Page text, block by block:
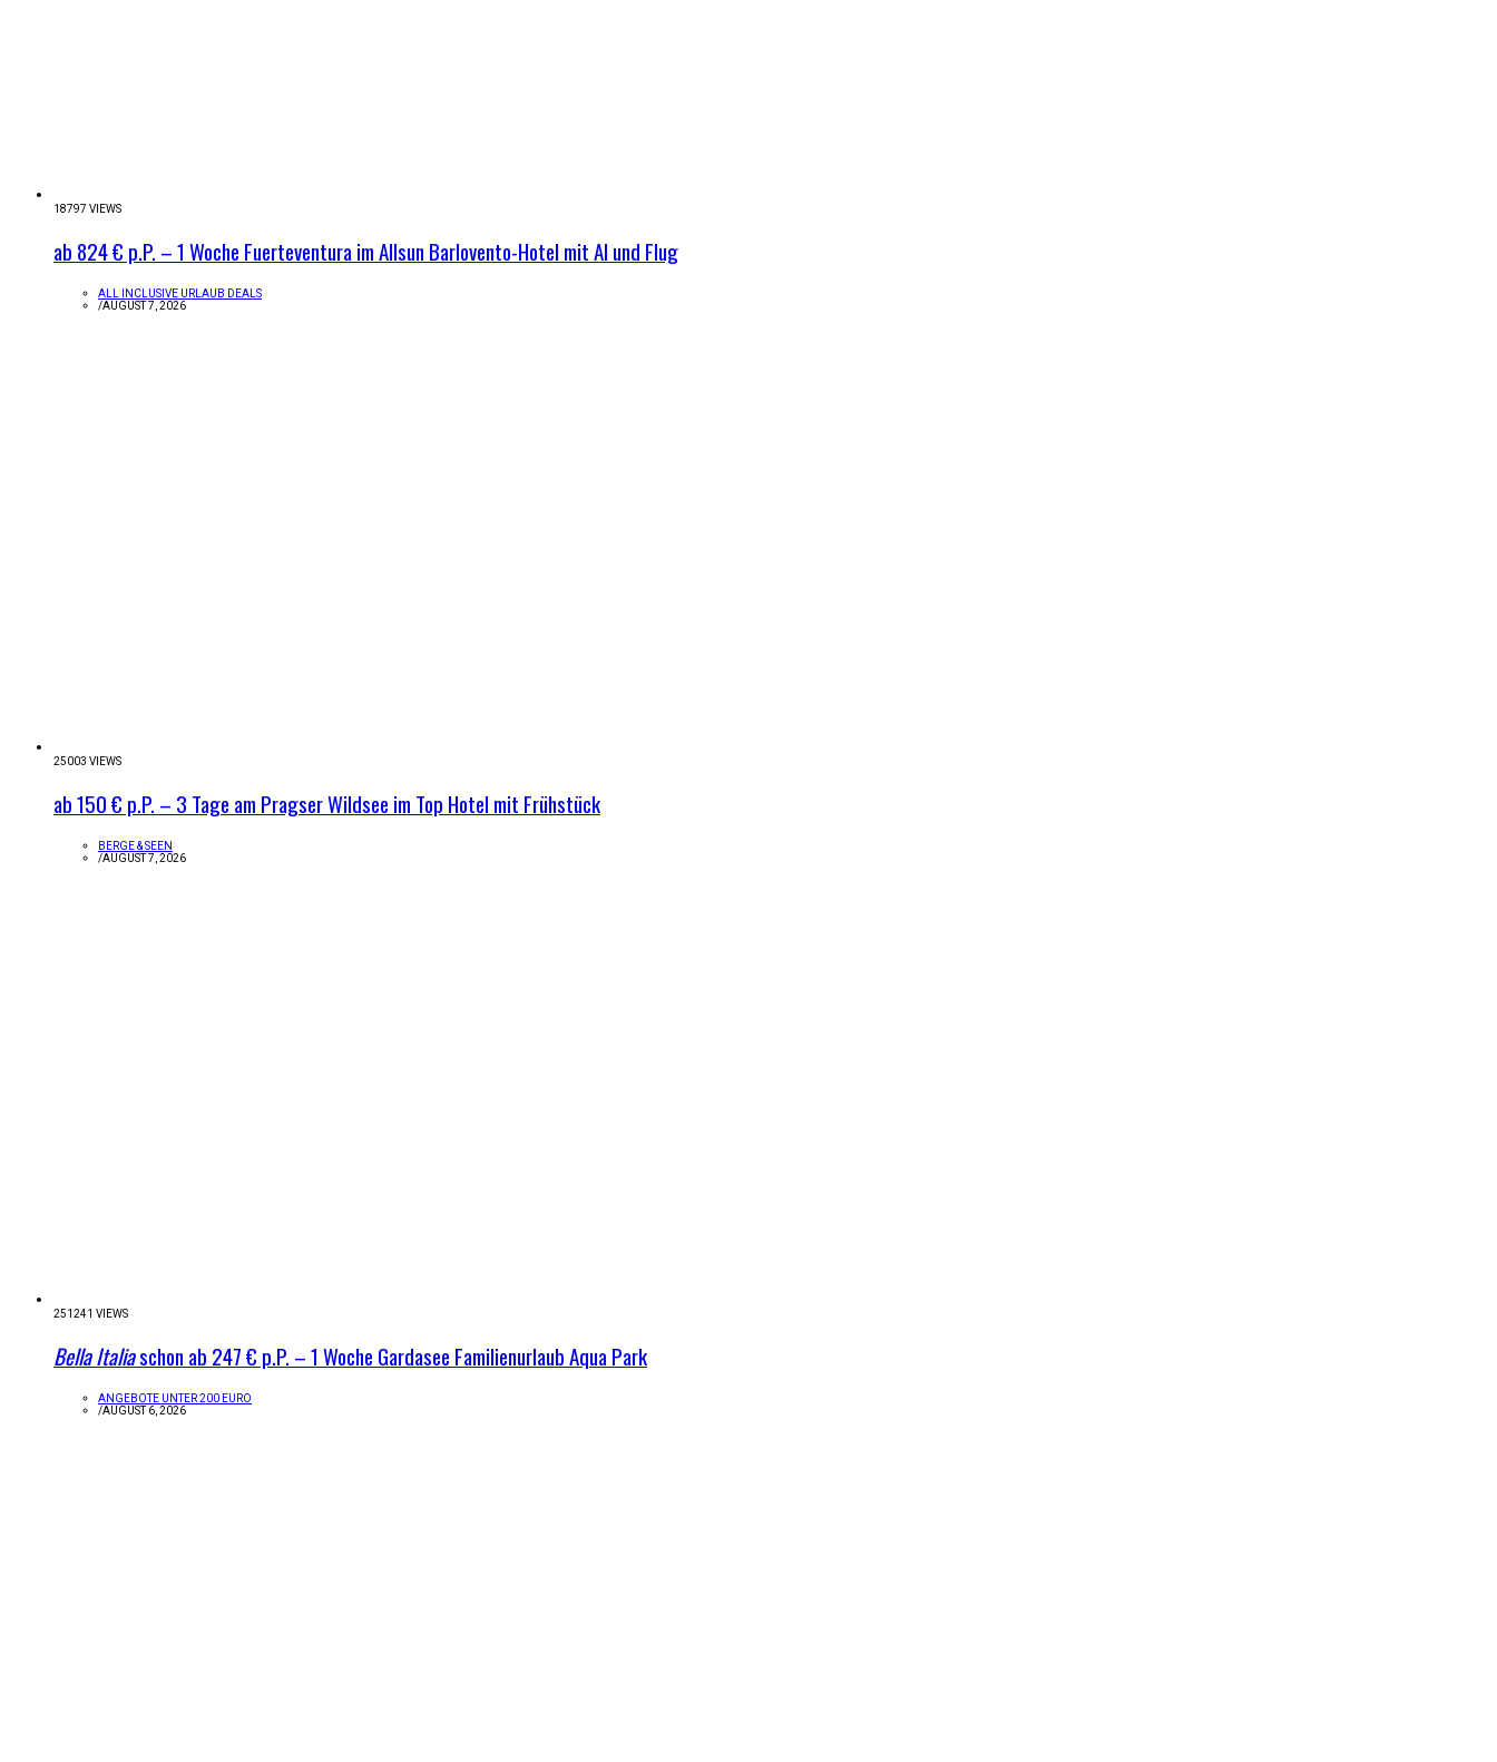
18797 VIEWS
ab 824 € p.P. – 1 Woche Fuerteventura im Allsun Barlovento-Hotel mit AI und Flug
ALL INCLUSIVE URLAUB DEALS
/AUGUST 7, 2026
25003 VIEWS
ab 150 € p.P. – 3 Tage am Pragser Wildsee im Top Hotel mit Frühstück
BERGE & SEEN
/AUGUST 7, 2026
251241 VIEWS
Bella Italiaschon ab 247 € p.P. – 1 Woche Gardasee Familienurlaub Aqua Park
ANGEBOTE UNTER 200 EURO
/AUGUST 6, 2026